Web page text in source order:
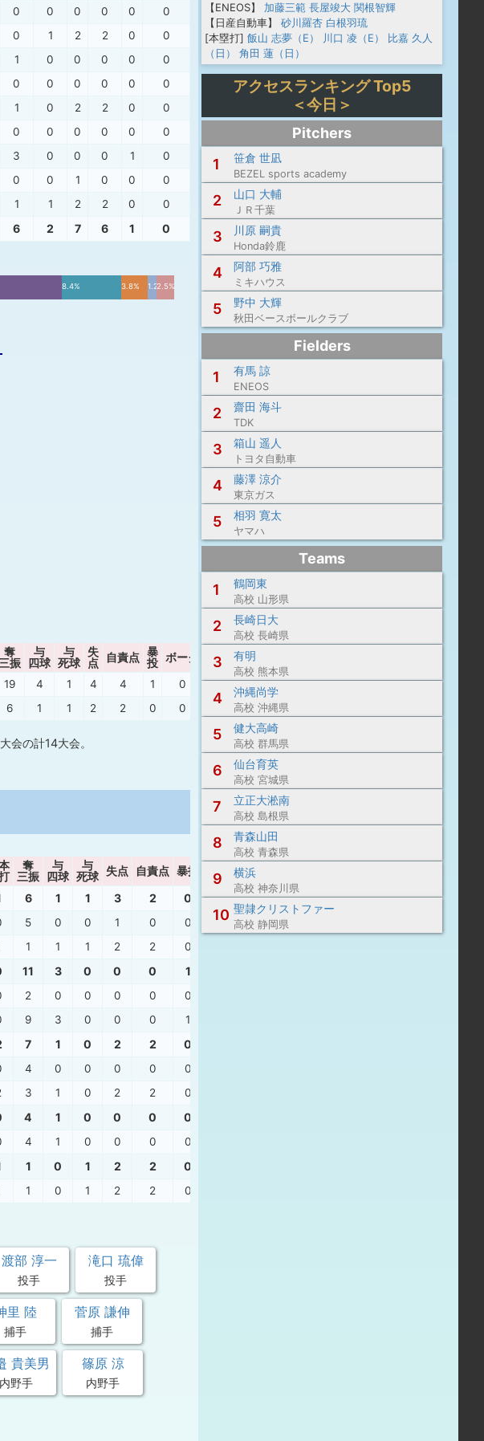
0 0 0 0 0
0
0 1 2 2 0
0
1 0 0 0 0
0
0 0 0 0 0
0
1 0 2 2 0
0
0 0 0 0 0
0
3 0 0 0 1
0
0 0 1 0 0
0
1 1 2 2 0 0
6 2 7 6 1 0
8.4% 3.8% 1.2%2.5%
奪
三振
与
四球
与
死球
失
点
自責点 暴
投
ボーク P/IP WHIP
19 4 1 4 4 1 0 14.63
0.92
6 1 1 2 2 0 0 17.73 1.36
会の計14大会。
奪
三振
与
四球
与
死球
失点 自責点 暴投 ボーク WHIP
6 1 1 3 2 0 0 1.23
5 0 0 1 0 0 0
1.00
1 1 1 2 2 0
11 3 0 0 0 1
2 0 0 0 0 0
9 3 0 0 0 1
7 1 0 2 2 0
4 0 0 0 0 0
3 1 0 2 2 0
4 1 0 0 0 0
4 1 0 0 0 0
1 0 1 2 2 0
1 0 1 2 2 0
渡部 淳一
投手
滝口 琉偉
投手
里 陸
捕手
菅原 謙伸
捕手
貴美男
内野手
篠原 涼
内野手
【ENEOS】
加藤三範 長屋竣大 関根智輝
【日産自動車】
砂川羅杏 白根羽琉
[本塁打] 飯山 志夢（E） 川口 凌（E）
比嘉 久人
（日）
角田 蓮（日）
アクセスランキング Top5
＜今日＞
Pitchers
1
笹倉 世凪
BEZEL sports academy
2 山口 大輔
ＪＲ千葉
3 川原 嗣貴
Honda鈴鹿
4 阿部 巧雅
ミキハウス
5 野中 大輝
秋田ベースボールクラブ
Fielders
1
有馬 諒
ENEOS
2 齋田 海斗
TDK
3 箱山 遥人
トヨタ自動車
4 藤澤 涼介
東京ガス
5 相羽 寛太
ヤマハ
Teams
1
鶴岡東
高校 山形県
2 長崎日大
高校 長崎県
3 有明
高校 熊本県
4 沖縄尚学
高校 沖縄県
5 健大高崎
高校 群馬県
6 仙台育英
高校 宮城県
7 立正大淞南
高校 島根県
8 青森山田
高校 青森県
9 横浜
高校 神奈川県
10 聖隷クリストファー
高校 静岡県